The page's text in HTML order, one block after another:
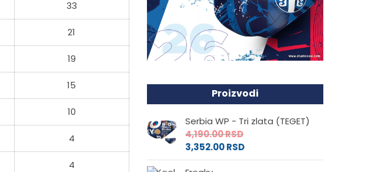
33
21
19
15
10
4
4
Proizvodi
Serbia WP - Tri zlata (TEGET)
4,190.00RSD
3,352.00RSD